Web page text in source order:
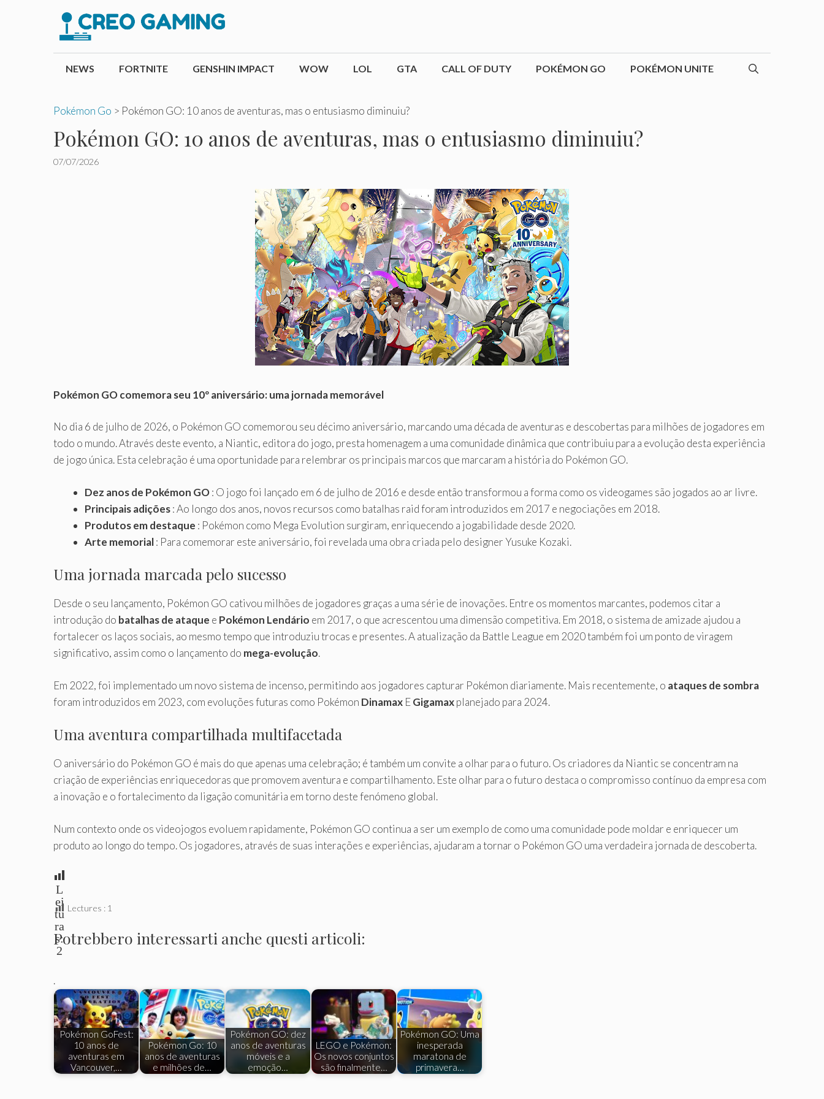
conteúdo
NEWS FORTNITE GENSHIN IMPACT WOW LOL GTA CALL OF DUTY POKÉMON GO POKÉMON UNITE
Pokémon Go > Pokémon GO: 10 anos de aventuras, mas o entusiasmo diminuiu?
Pokémon GO: 10 anos de aventuras, mas o entusiasmo diminuiu?
07/07/2026
Pokémon GO comemora seu 10º aniversário: uma jornada memorável
No dia 6 de julho de 2026, o Pokémon GO comemorou seu décimo aniversário, marcando uma década de aventuras e descobertas para milhões de jogadores em
todo o mundo. Através deste evento, a Niantic, editora do jogo, presta homenagem a uma comunidade dinâmica que contribuiu para a evolução desta experiência
de jogo única. Esta celebração é uma oportunidade para relembrar os principais marcos que marcaram a história do Pokémon GO.
Dez anos de Pokémon GO: O jogo foi lançado em 6 de julho de 2016 e desde então transformou a forma como os videogames são jogados ao ar livre.
Principais adições: Ao longo dos anos, novos recursos como batalhas raid foram introduzidos em 2017 e negociações em 2018.
Produtos em destaque : Pokémon como Mega Evolution surgiram, enriquecendo a jogabilidade desde 2020.
Arte memorial: Para comemorar este aniversário, foi revelada uma obra criada pelo designer Yusuke Kozaki.
Uma jornada marcada pelo sucesso
Desde o seu lançamento, Pokémon GO cativou milhões de jogadores graças a uma série de inovações. Entre os momentos marcantes, podemos citar a
introdução do batalhas de ataque e Pokémon Lendário em 2017, o que acrescentou uma dimensão competitiva. Em 2018, o sistema de amizade ajudou a
fortalecer os laços sociais, ao mesmo tempo que introduziu trocas e presentes. A atualização da Battle League em 2020 também foi um ponto de viragem
significativo, assim como o lançamento do mega-evolução.
Em 2022, foi implementado um novo sistema de incenso, permitindo aos jogadores capturar Pokémon diariamente. Mais recentemente, o ataques de sombra
foram introduzidos em 2023, com evoluções futuras como Pokémon Dinamax EGigamaxplanejado para 2024.
Uma aventura compartilhada multifacetada
O aniversário do Pokémon GO é mais do que apenas uma celebração; é também um convite a olhar para o futuro. Os criadores da Niantic se concentram na
criação de experiências enriquecedoras que promovem aventura e compartilhamento. Este olhar para o futuro destaca o compromisso contínuo da empresa com
a inovação e o fortalecimento da ligação comunitária em torno deste fenómeno global.
Num contexto onde os videojogos evoluem rapidamente, Pokémon GO continua a ser um exemplo de como uma comunidade pode moldar e enriquecer um
produto ao longo do tempo. Os jogadores, através de suas interações e experiências, ajudaram a tornar o Pokémon GO uma verdadeira jornada de descoberta.
L
ei
tu
ra
s:
2
Lectures : 1
Potrebbero interessarti anche questi articoli:
.
Pokémon GoFest:
10 anos de
aventuras em
Vancouver,…
Pokémon Go: 10
anos de aventuras
e milhões de…
Pokémon GO: dez
anos de aventuras
móveis e a
emoção…
LEGO e Pokémon:
Os novos conjuntos
são finalmente…
Pokémon GO: Uma
inesperada
maratona de
primavera…